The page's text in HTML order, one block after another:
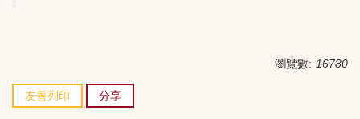
瀏覽數: 16780
友善列印 分享